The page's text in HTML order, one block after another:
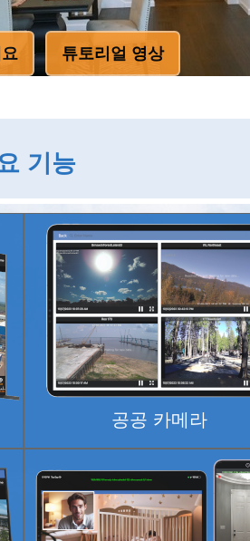
튜토리얼 영상
기능
공공 카메라